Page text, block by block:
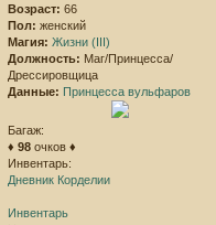
Возраст: 66
Пол: женский
Магия: Жизни (III)
Должность: Маг/Принцесса/
Дрессировщица
Данные: Принцесса вульфаров
Багаж:
♦ 98 очков ♦
Инвентарь:
Дневник Корделии
Инвентарь